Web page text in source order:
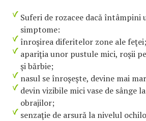
Suferi de rozacee dacă întâmpini
simptome:
înroşirea diferitelor zone ale feţei;
apariţia unor pustule mici, roşii
şi bărbie;
nasul se înroşeşte, devine mai
devin vizibile mici vase de sânge
obrajilor;
senzaţie de arsură la nivelul